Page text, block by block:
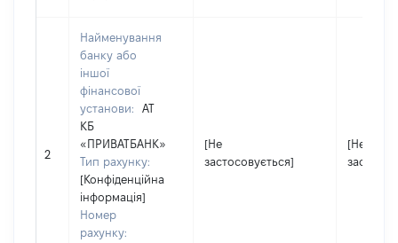
2
Найменування
банку або
іншої
фінансової
установи:
АТ
КБ
«ПРИВАТБАНК»
Тип рахунку:
[Конфіденційна
інформація]
Номер
рахунку:
[Не
застосовується]
[Не